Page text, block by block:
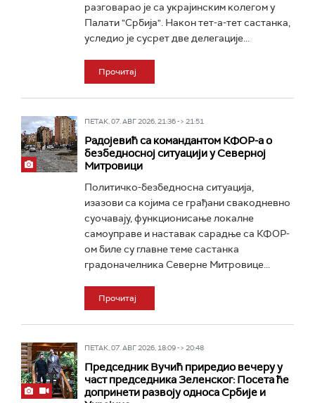
разговарао је са украјинским колегом у
Палати "Србија". Након тет-а-тет састанка,
уследио је сусрет две делегације...
Прочитај
ПЕТАК, 07. АВГ 2026, 21:36 -> 21:51
Радојевић са командантом КФОР-а о
безбедносној ситуацији у Северној
Митровици
Политичко-безбедносна ситуација,
изазови са којима се грађани свакодневно
суочавају, функционисање локалне
самоуправе и наставак сарадње са КФОР-
ом биле су главне теме састанка
градоначелника Северне Митровице...
Прочитај
ПЕТАК, 07. АВГ 2026, 18:09 -> 20:48
Председник Вучић приредио вечеру у
част председника Зеленског: Посета ће
допринети развоју односа Србије и